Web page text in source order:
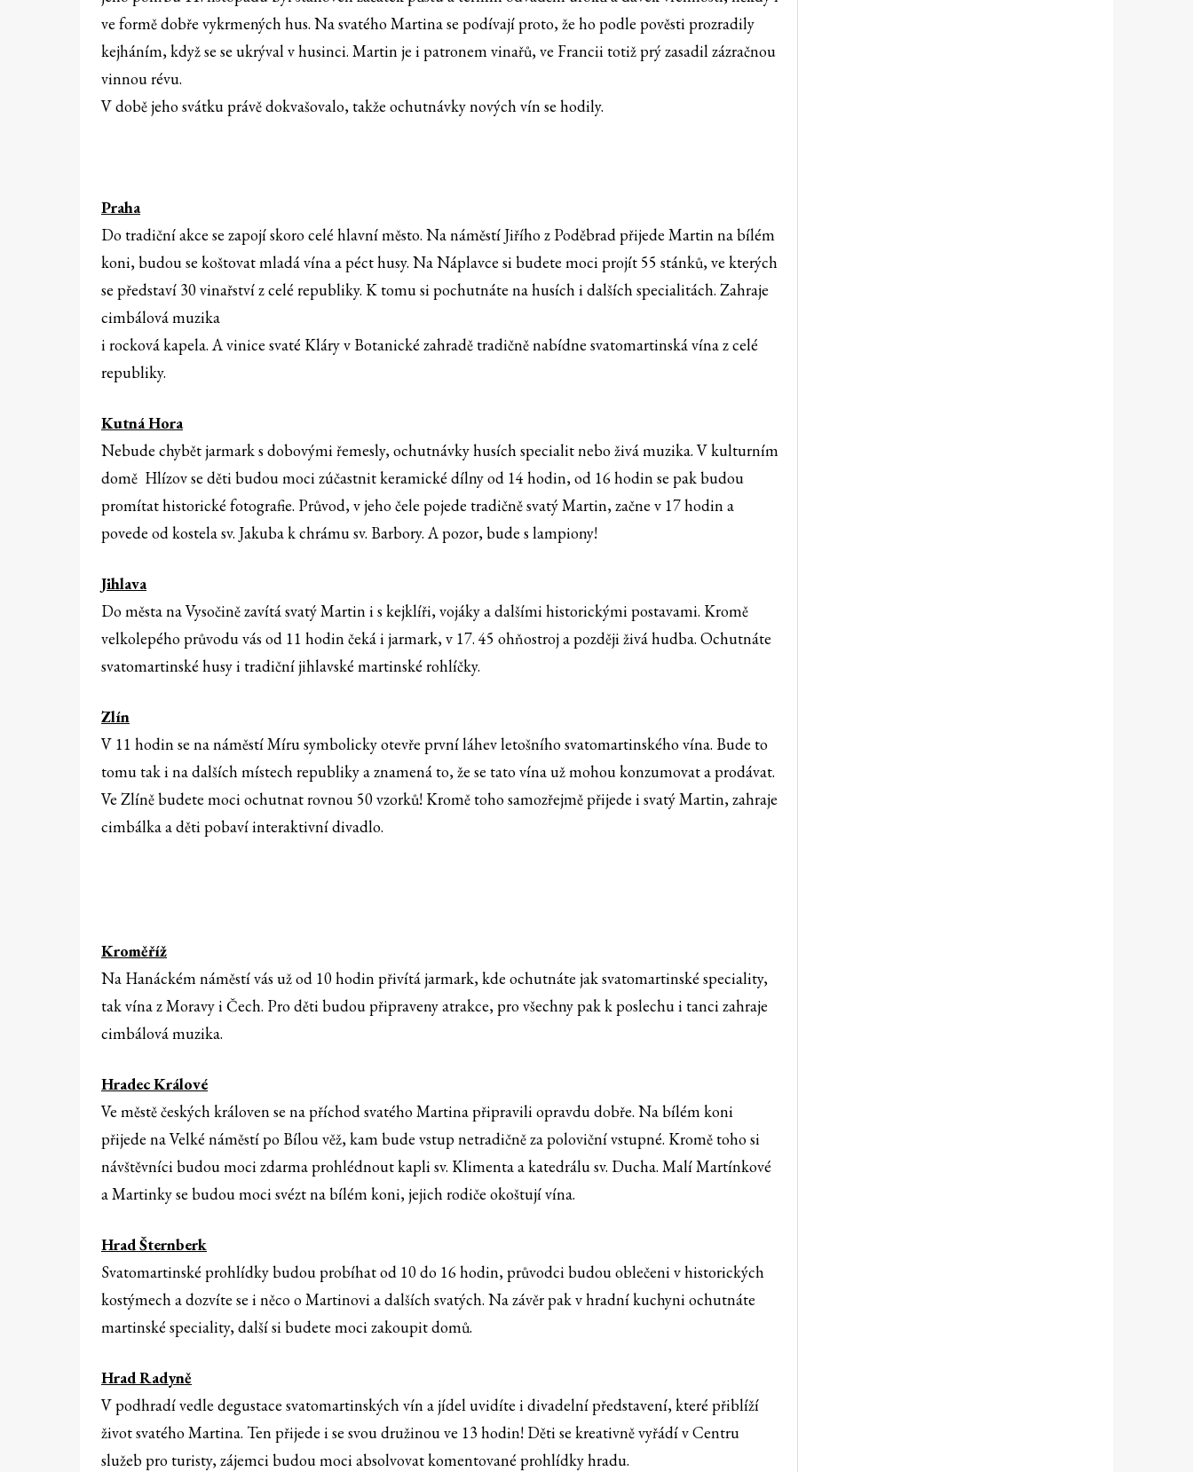
ve formě dobře vykrmených hus. Na svatého Martina se podívají proto, že ho podle pověsti prozradily
kejháním, když se se ukrýval v husinci. Martin je i patronem vinařů, ve Francii totiž prý zasadil zázračnou
vinnou révu.
V době jeho svátku právě dokvašovalo, takže ochutnávky nových vín se hodily.
Praha
Do tradiční akce se zapojí skoro celé hlavní město. Na náměstí Jiřího z Poděbrad přijede Martin na bílém
koni, budou se koštovat mladá vína a péct husy. Na Náplavce si budete moci projít 55 stánků, ve kterých
se představí 30 vinařství z celé republiky. K tomu si pochutnáte na husích i dalších specialitách. Zahraje
cimbálová muzika
i rocková kapela. A vinice svaté Kláry v Botanické zahradě tradičně nabídne svatomartinská vína z celé
republiky.
Kutná Hora
Nebude chybět jarmark s dobovými řemesly, ochutnávky husích specialit nebo živá muzika. V kulturním
domě Hlízov se děti budou moci zúčastnit keramické dílny od 14 hodin, od 16 hodin se pak budou
promítat historické fotografie. Průvod, v jeho čele pojede tradičně svatý Martin, začne v 17 hodin a
povede od kostela sv. Jakuba k chrámu sv. Barbory. A pozor, bude s lampiony!
Jihlava
Do města na Vysočině zavítá svatý Martin i s kejklíři, vojáky a dalšími historickými postavami. Kromě
velkolepého průvodu vás od 11 hodin čeká i jarmark, v 17. 45 ohňostroj a později živá hudba. Ochutnáte
svatomartinské husy i tradiční jihlavské martinské rohlíčky.
Zlín
V 11 hodin se na náměstí Míru symbolicky otevře první láhev letošního svatomartinského vína. Bude to
tomu tak i na dalších místech republiky a znamená to, že se tato vína už mohou konzumovat a prodávat.
Ve Zlíně budete moci ochutnat rovnou 50 vzorků! Kromě toho samozřejmě přijede i svatý Martin, zahraje
cimbálka a děti pobaví interaktivní divadlo.
Kroměříž
Na Hanáckém náměstí vás už od 10 hodin přivítá jarmark, kde ochutnáte jak svatomartinské speciality,
tak vína z Moravy i Čech. Pro děti budou připraveny atrakce, pro všechny pak k poslechu i tanci zahraje
cimbálová muzika.
Hradec Králové
Ve městě českých královen se na příchod svatého Martina připravili opravdu dobře. Na bílém koni
přijede na Velké náměstí po Bílou věž, kam bude vstup netradičně za poloviční vstupné. Kromě toho si
návštěvníci budou moci zdarma prohlédnout kapli sv. Klimenta a katedrálu sv. Ducha. Malí Martínkové
a Martinky se budou moci svézt na bílém koni, jejich rodiče okoštují vína.
Hrad Šternberk
Svatomartinské prohlídky budou probíhat od 10 do 16 hodin, průvodci budou oblečeni v historických
kostýmech a dozvíte se i něco o Martinovi a dalších svatých. Na závěr pak v hradní kuchyni ochutnáte
martinské speciality, další si budete moci zakoupit domů.
Hrad Radyně
V podhradí vedle degustace svatomartinských vín a jídel uvidíte i divadelní představení, které přiblíží
život svatého Martina. Ten přijede i se svou družinou ve 13 hodin! Děti se kreativně vyřádí v Centru
služeb pro turisty, zájemci budou moci absolvovat komentované prohlídky hradu.